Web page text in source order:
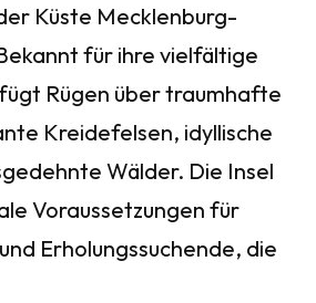
Küste Mecklenburg-
für ihre vielfältige
Rügen über traumhafte
Kreidefelsen, idyllische
Wälder. Die Insel
Voraussetzungen für
Erholungssuchende, die